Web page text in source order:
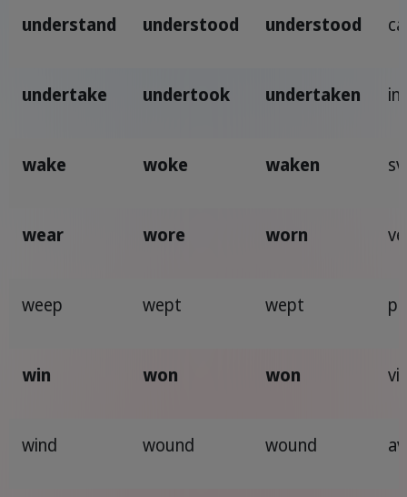
understand understood understood
undertake undertook undertaken
wake woke waken
wear wore worn
weep wept wept
win won won
wind wound wound